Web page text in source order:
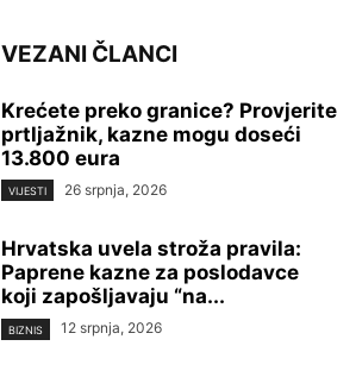
VEZANI ČLANCI
Krećete preko granice? Provjerite
prtljažnik, kazne mogu doseći
13.800 eura
VIJESTI 26 srpnja, 2026
Hrvatska uvela stroža pravila:
Paprene kazne za poslodavce
koji zapošljavaju “na...
BIZNIS 12 srpnja, 2026